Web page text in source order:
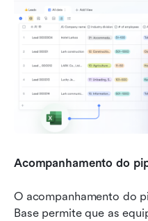
Acompanhamento do
O acompanhamento do
Base permite que as